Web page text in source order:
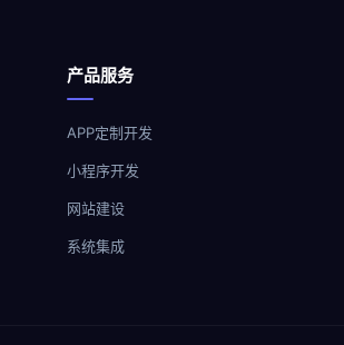
产品服务
APP定制开发
小程序开发
网站建设
系统集成